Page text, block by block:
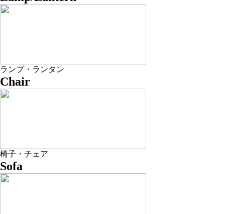
ランプ・ランタン
Chair
椅子・チェア
Sofa